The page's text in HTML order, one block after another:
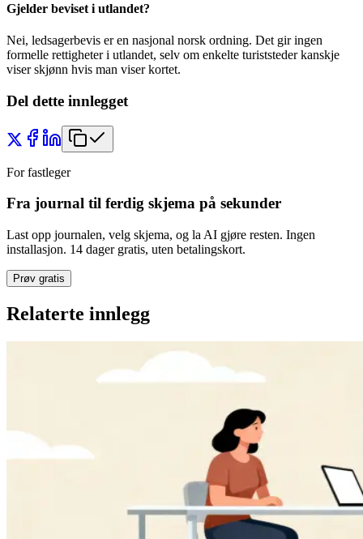
Gjelder beviset i utlandet?
Nei, ledsagerbevis er en nasjonal norsk ordning. Det gir ingen
formelle rettigheter i utlandet, selv om enkelte turiststeder kanskje
viser skjønn hvis man viser kortet.
Del dette innlegget
For fastleger
Fra journal til ferdig skjema på sekunder
Last opp journalen, velg skjema, og la AI gjøre resten. Ingen
installasjon. 14 dager gratis, uten betalingskort.
Prøv gratis
Relaterte innlegg